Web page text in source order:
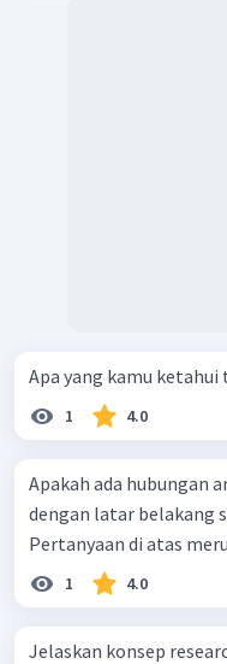
Apa yang kamu
1 4.0
Apakah ada hubungan
dengan latar belakang
Pertanyaan di atas
1 4.0
Jelaskan konsep